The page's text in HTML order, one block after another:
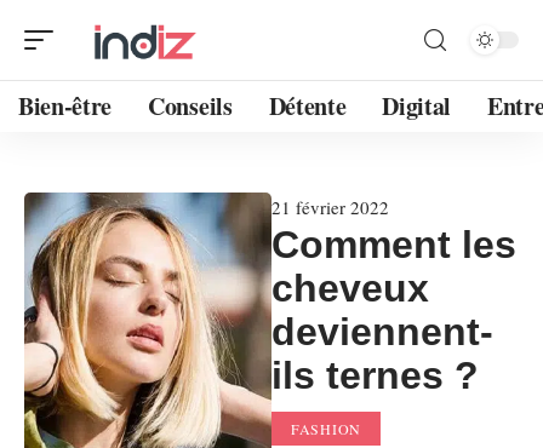
Bien-être Conseils Détente Digital
21 février 2022
Comment les
cheveux
deviennent-
ils ternes ?
FASHION